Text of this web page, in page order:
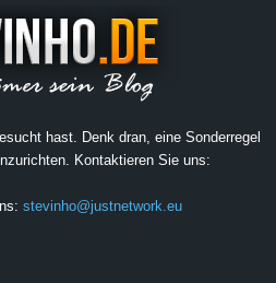
hast. Denk dran, eine Sonderregel
Kontaktieren Sie uns:
stevinho@justnetwork.eu